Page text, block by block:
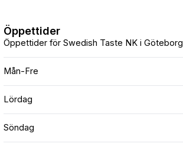
Öppettider för Swedish Taste NK i Göteborg
Öppettider
Mån-Fre
Lördag
Söndag